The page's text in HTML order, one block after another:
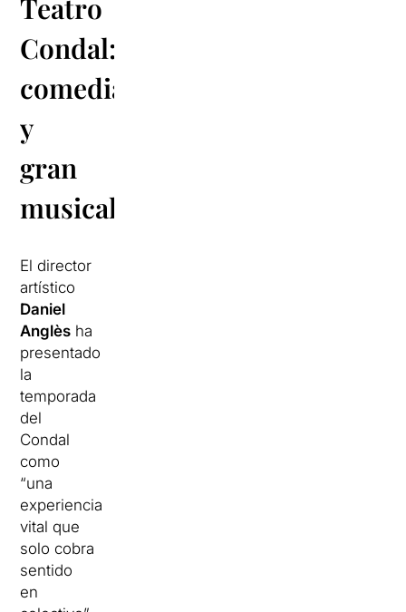
Teatro
Condal:
comedia
y
gran
musical
El director
artístico
Daniel
Anglès ha
presentado
la
temporada
del
Condal
como
“una
experiencia
vital que
solo cobra
sentido
en